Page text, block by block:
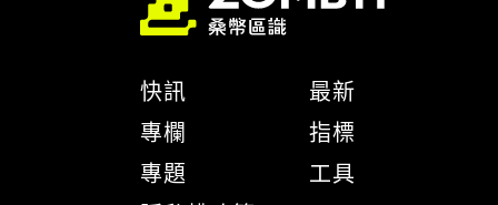
快訊
專欄
專題
最新
指標
工具